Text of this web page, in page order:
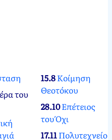
του
15.8Κοίμηση
Θεοτόκου
28.10Επέτειος
του Όχι
17.11Πολυτεχνείο